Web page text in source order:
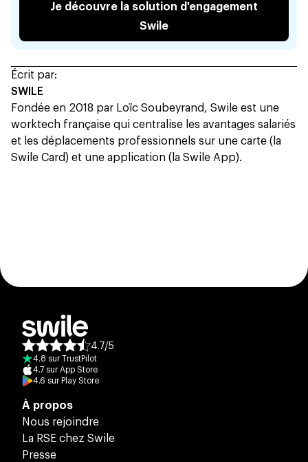
Je découvre la solution d'engagement
Swile
Écrit par:
SWILE
Fondée en 2018 par Loïc Soubeyrand, Swile est une
worktech française qui centralise les avantages salariés
et les déplacements professionnels sur une carte (la
Swile Card) et une application (la Swile App).
Note moyenne des avis :
4.7/5
4.8 sur TrustPilot
4.7 sur App Store
4.6 sur Play Store
À propos
Nous rejoindre
La RSE chez Swile
Presse